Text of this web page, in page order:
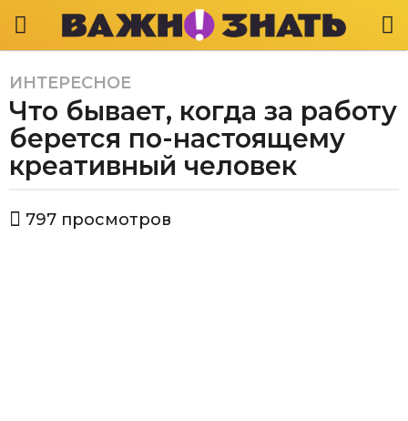
6
л
е
т
a
o
ИНТЕРЕСНОЕ
Что бывает, когда за работу
берется по-настоящему
креативный человек
в
797 просмотров